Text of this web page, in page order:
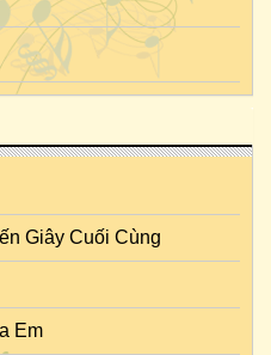
Giây Cuối Cùng
Em